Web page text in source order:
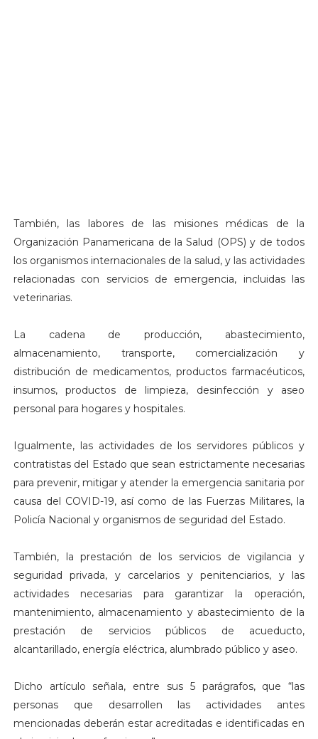
También, las labores de las misiones médicas de la
Organización Panamericana de la Salud (OPS) y de todos
los organismos internacionales de la salud, y las actividades
relacionadas con servicios de emergencia, incluidas las
veterinarias.
La cadena de producción, abastecimiento,
almacenamiento, transporte, comercialización y
distribución de medicamentos, productos farmacéuticos,
insumos, productos de limpieza, desinfección y aseo
personal para hogares y hospitales.
Igualmente, las actividades de los servidores públicos y
contratistas del Estado que sean estrictamente necesarias
para prevenir, mitigar y atender la emergencia sanitaria por
causa del COVID-19, así como de las Fuerzas Militares, la
Policía Nacional y organismos de seguridad del Estado.
También, la prestación de los servicios de vigilancia y
seguridad privada, y carcelarios y penitenciarios, y las
actividades necesarias para garantizar la operación,
mantenimiento, almacenamiento y abastecimiento de la
prestación de servicios públicos de acueducto,
alcantarillado, energía eléctrica, alumbrado público y aseo.
Dicho artículo señala, entre sus 5 parágrafos, que “las
personas que desarrollen las actividades antes
mencionadas deberán estar acreditadas e identificadas en